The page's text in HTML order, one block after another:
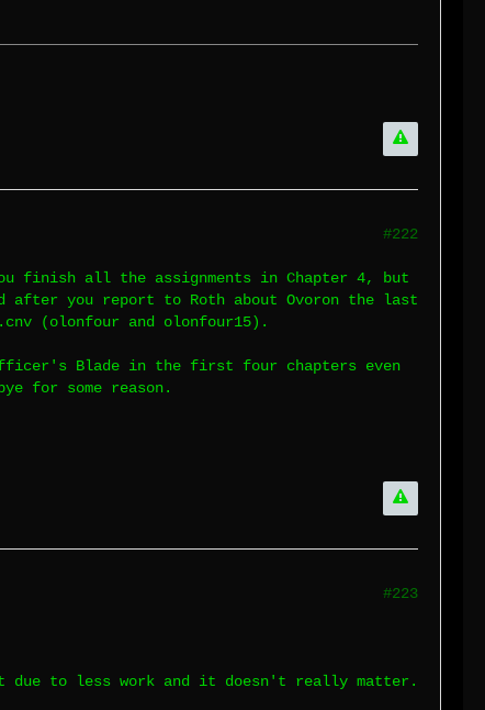
#222
finish all the assignments in Chapter 4, but
after you report to Roth about Ovoron the last
(olonfour and olonfour15).
Blade in the first four chapters even
for some reason.
#223
due to less work and it doesn't really matter.